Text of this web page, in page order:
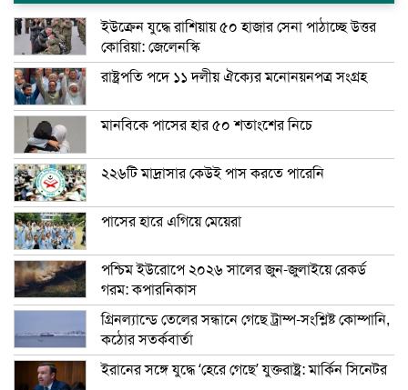
ইউক্রেন যুদ্ধে রাশিয়ায় ৫০ হাজার সেনা পাঠাচ্ছে উত্তর
কোরিয়া: জেলেনস্কি
রাষ্ট্রপতি পদে ১১ দলীয় ঐক্যের মনোনয়নপত্র সংগ্রহ
মানবিকে পাসের হার ৫০ শতাংশের নিচে
২২৬টি মাদ্রাসার কেউই পাস করতে পারেনি
পাসের হারে এগিয়ে মেয়েরা
পশ্চিম ইউরোপে ২০২৬ সালের জুন-জুলাইয়ে রেকর্ড
গরম: কপারনিকাস
গ্রিনল্যান্ডে তেলের সন্ধানে গেছে ট্রাম্প-সংশ্লিষ্ট কোম্পানি,
কঠোর সতর্কবার্তা
ইরানের সঙ্গে যুদ্ধে ‘হেরে গেছে’ যুক্তরাষ্ট্র: মার্কিন সিনেটর